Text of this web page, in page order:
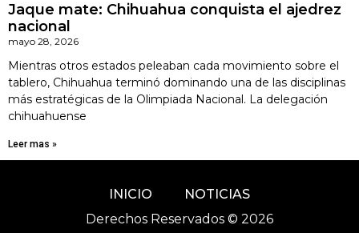
Jaque mate: Chihuahua conquista el ajedrez
nacional
mayo 28, 2026
Mientras otros estados peleaban cada movimiento sobre el
tablero, Chihuahua terminó dominando una de las disciplinas
más estratégicas de la Olimpiada Nacional. La delegación
chihuahuense
Leer mas »
INICIO
NOTICIAS
Derechos Reservados © 2026